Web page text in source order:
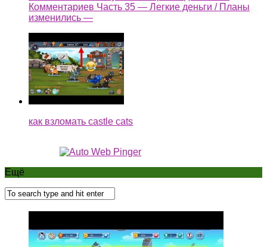
Комментариев Часть 35 — Легкие деньги / Планы
изменились —
как взломать castle cats
Ещё